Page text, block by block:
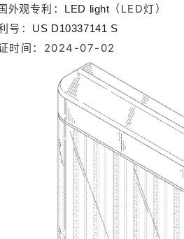
外观专利： LED light （LED灯）
号： US D10337141 S
时间：2024-07-02